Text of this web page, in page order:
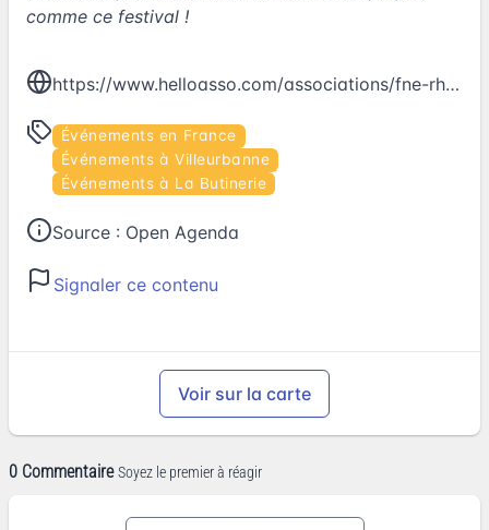
comme ce festival !
https://www.helloasso.com/associations/fne-rhone/evenements/apero-et-inventaire-entomo-botanique
Événements en France
Événements à Villeurbanne
Événements à La Butinerie
Source : Open Agenda
Signaler ce contenu
Voir sur la carte
0 Commentaire Soyez le premier à réagir